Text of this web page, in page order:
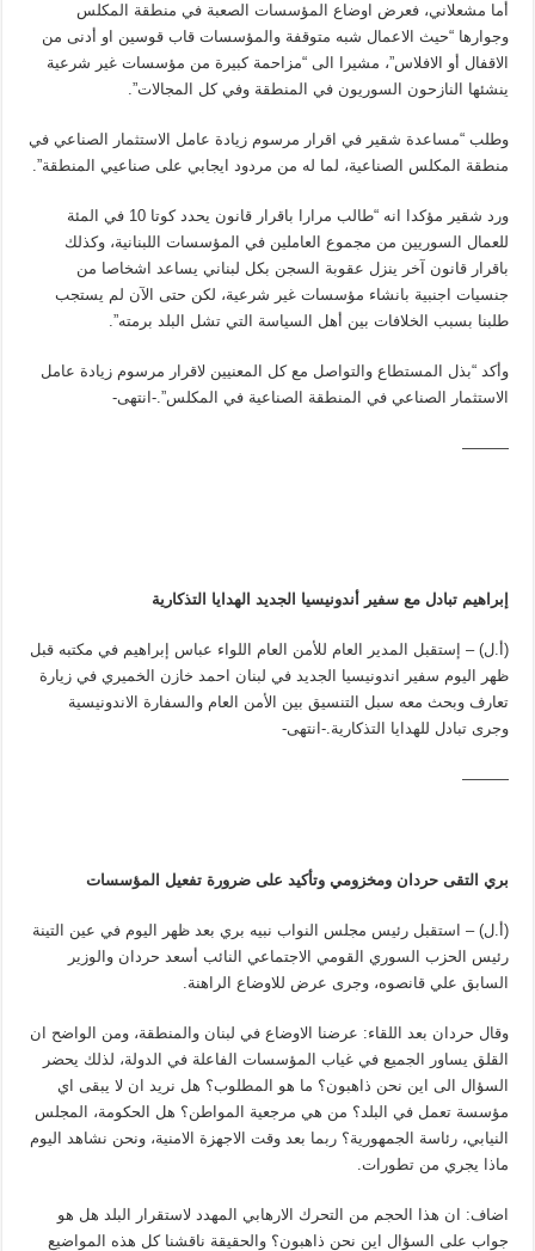
أما مشعلاني، فعرض اوضاع المؤسسات الصعبة في منطقة المكلس
وجوارها “حيث الاعمال شبه متوقفة والمؤسسات قاب قوسين او أدنى من
الاقفال أو الافلاس”، مشيرا الى “مزاحمة كبيرة من مؤسسات غير شرعية
ينشئها النازحون السوريون في المنطقة وفي كل المجالات”.
وطلب “مساعدة شقير في اقرار مرسوم زيادة عامل الاستثمار الصناعي في
منطقة المكلس الصناعية، لما له من مردود ايجابي على صناعيي المنطقة”.
ورد شقير مؤكدا انه “طالب مرارا باقرار قانون يحدد كوتا 10 في المئة
للعمال السوريين من مجموع العاملين في المؤسسات اللبنانية، وكذلك
باقرار قانون آخر ينزل عقوبة السجن بكل لبناني يساعد اشخاصا من
جنسيات اجنبية بانشاء مؤسسات غير شرعية، لكن حتى الآن لم يستجب
طلبنا بسبب الخلافات بين أهل السياسة التي تشل البلد برمته”.
وأكد “بذل المستطاع والتواصل مع كل المعنيين لاقرار مرسوم زيادة عامل
الاستثمار الصناعي في المنطقة الصناعية في المكلس”.-انتهى-
———
إبراهيم تبادل مع سفير أندونيسيا الجديد الهدايا التذكارية
(أ.ل) – إستقبل المدير العام للأمن العام اللواء عباس إبراهيم في مكتبه قبل
ظهر اليوم سفير اندونيسيا الجديد في لبنان احمد خازن الخميري في زيارة
تعارف وبحث معه سبل التنسيق بين الأمن العام والسفارة الاندونيسية
وجرى تبادل للهدايا التذكارية.-انتهى-
———
بري التقى حردان ومخزومي وتأكيد على ضرورة تفعيل المؤسسات
(أ.ل) – استقبل رئيس مجلس النواب نبيه بري بعد ظهر اليوم في عين التينة
رئيس الحزب السوري القومي الاجتماعي النائب أسعد حردان والوزير
السابق علي قانصوه، وجرى عرض للاوضاع الراهنة.
وقال حردان بعد اللقاء: عرضنا الاوضاع في لبنان والمنطقة، ومن الواضح ان
القلق يساور الجميع في غياب المؤسسات الفاعلة في الدولة، لذلك يحضر
السؤال الى اين نحن ذاهبون؟ ما هو المطلوب؟ هل نريد ان لا يبقى اي
مؤسسة تعمل في البلد؟ من هي مرجعية المواطن؟ هل الحكومة، المجلس
النيابي، رئاسة الجمهورية؟ ربما بعد وقت الاجهزة الامنية، ونحن نشاهد اليوم
ماذا يجري من تطورات.
اضاف: ان هذا الحجم من التحرك الارهابي المهدد لاستقرار البلد هل هو
جواب على السؤال اين نحن ذاهبون؟ والحقيقة ناقشنا كل هذه المواضيع